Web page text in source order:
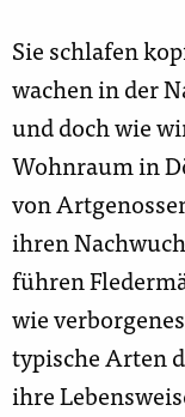
Sie schlafen
wachen in der
und doch wie
Wohnraum in
von
ihren
führen
wie
typische Arten
ihre